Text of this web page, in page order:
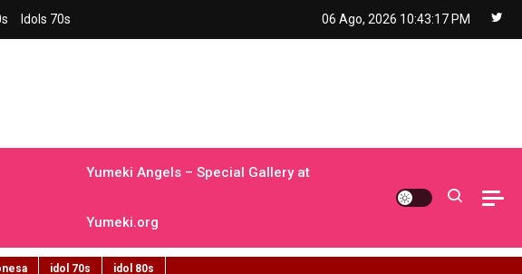
Idols 70s 06 Ago, 2026 10:43:18 PM
Yumeki Angels – Special Gallery at
Yumeki.org
idol 70s idol 80s